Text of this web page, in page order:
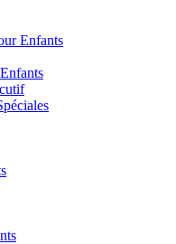
Enfants